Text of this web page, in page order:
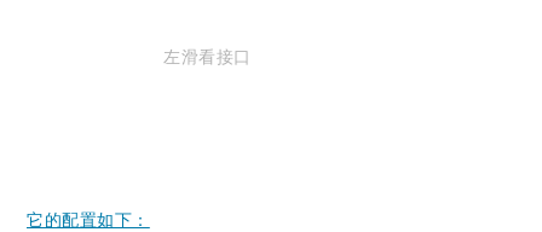
左滑看接口
它的配置如下：